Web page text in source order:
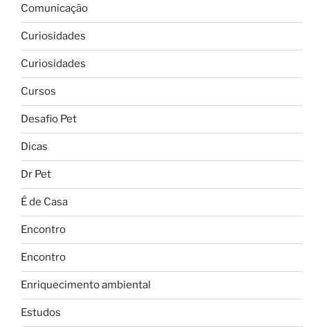
Comunicação
Curiosidades
Curiosidades
Cursos
Desafio Pet
Dicas
Dr Pet
É de Casa
Encontro
Encontro
Enriquecimento ambiental
Estudos